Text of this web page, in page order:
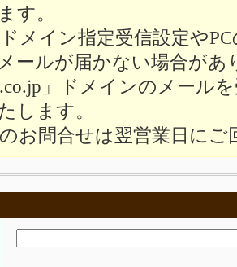
す。
メイン指定受信設定や
ールが届かない場合があ
」ドメインのメール
します。
お問合せは翌営業日にご